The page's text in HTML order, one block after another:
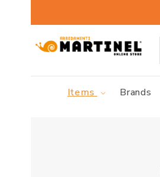
Items Brands